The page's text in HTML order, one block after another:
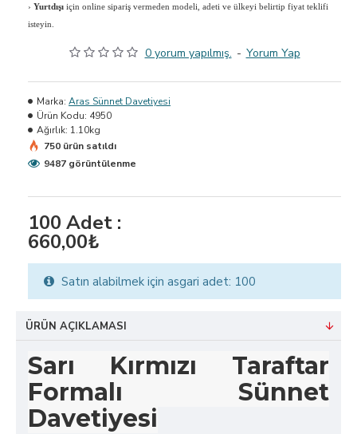
› Yurtdışı için online sipariş vermeden modeli, adeti ve ülkeyi belirtip fiyat teklifi
isteyin.
0 yorum yapılmış. - Yorum Yap
100 Adet :
660,00₺
Marka: Aras Sünnet Davetiyesi
Ürün Kodu: 4950
Ağırlık: 1.10kg
750 ürün satıldı
9487 görüntülenme
Satın alabilmek için asgari adet: 100
ÜRÜN AÇIKLAMASI
Sarı Kırmızı Taraftar
Formalı Sünnet
Davetiyesi